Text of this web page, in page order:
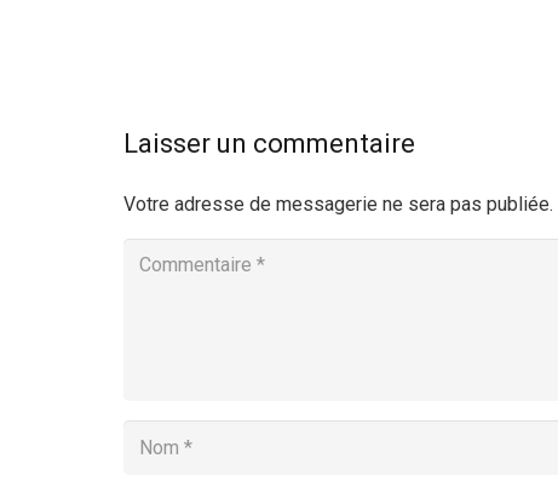
Laisser un commentaire
Votre adresse de messagerie ne sera pas publiée.